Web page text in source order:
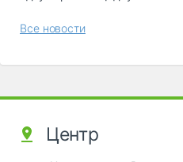
Все новости
Центр